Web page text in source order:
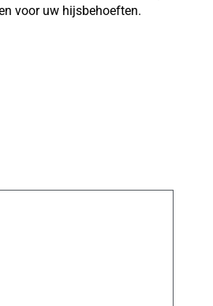
voor uw hijsbehoeften.